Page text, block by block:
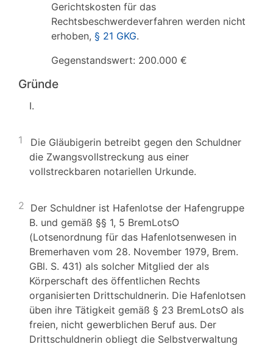
Gerichtskosten für das
Rechtsbeschwerdeverfahren werden nicht
erhoben, § 21 GKG.
Gegenstandswert: 200.000 €
Gründe
I.
1
Die Gläubigerin betreibt gegen den Schuldner
die Zwangsvollstreckung aus einer
vollstreckbaren notariellen Urkunde.
2 Der Schuldner ist Hafenlotse der Hafengruppe
B. und gemäß §§ 1, 5 BremLotsO
(Lotsenordnung für das Hafenlotsenwesen in
Bremerhaven vom 28. November 1979, Brem.
GBl. S. 431) als solcher Mitglied der als
Körperschaft des öffentlichen Rechts
organisierten Drittschuldnerin. Die Hafenlotsen
üben ihre Tätigkeit gemäß § 23 BremLotsO als
freien, nicht gewerblichen Beruf aus. Der
Drittschuldnerin obliegt die Selbstverwaltung